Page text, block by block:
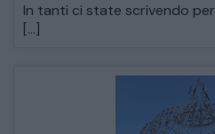
MATERIALI E
STILI ED
In tanti ci state scrivendo
[…]